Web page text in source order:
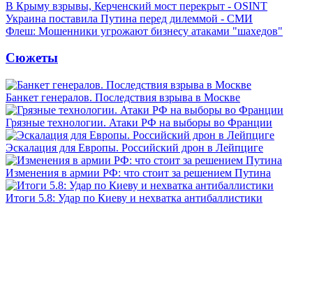
В Крыму взрывы, Керченский мост перекрыт - OSINT
Украина поставила Путина перед дилеммой - СМИ
Флеш: Мошенники угрожают бизнесу атаками "шахедов"
Сюжеты
Банкет генералов. Последствия взрыва в Москве
Грязные технологии. Атаки РФ на выборы во Франции
Эскалация для Европы. Российский дрон в Лейпциге
Изменения в армии РФ: что стоит за решением Путина
Итоги 5.8: Удар по Киеву и нехватка антибаллистики